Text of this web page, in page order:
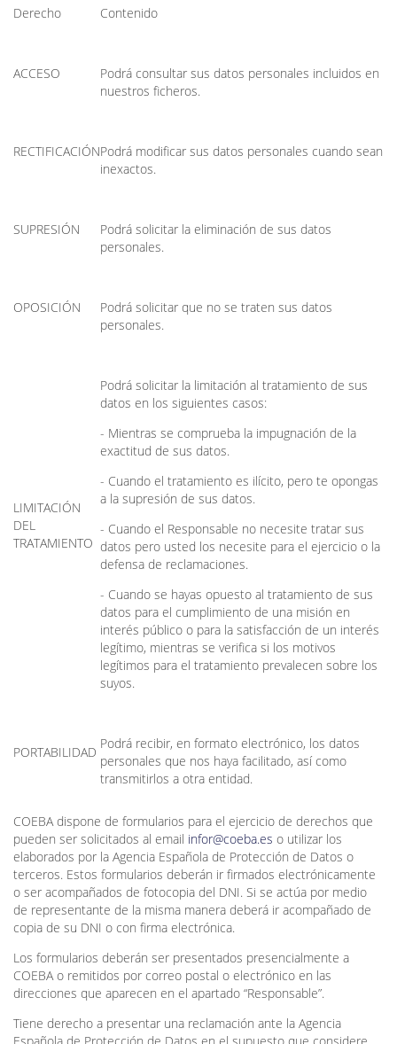
Derecho Contenido
ACCESO
Podrá consultar sus datos personales incluidos en
nuestros ficheros.
RECTIFICACIÓNPodrá modificar sus datos personales cuando sean
inexactos.
SUPRESIÓN
Podrá solicitar la eliminación de sus datos
personales.
OPOSICIÓN
Podrá solicitar que no se traten sus datos
personales.
LIMITACIÓN
DEL
TRATAMIENTO
Podrá solicitar la limitación al tratamiento de sus
datos en los siguientes casos:
- Mientras se comprueba la impugnación de la
exactitud de sus datos.
- Cuando el tratamiento es ilícito, pero te opongas
a la supresión de sus datos.
- Cuando el Responsable no necesite tratar sus
datos pero usted los necesite para el ejercicio o la
defensa de reclamaciones.
- Cuando se hayas opuesto al tratamiento de sus
datos para el cumplimiento de una misión en
interés público o para la satisfacción de un interés
legítimo, mientras se verifica si los motivos
legítimos para el tratamiento prevalecen sobre los
suyos.
PORTABILIDAD
Podrá recibir, en formato electrónico, los datos
personales que nos haya facilitado, así como
transmitirlos a otra entidad.
COEBA dispone de formularios para el ejercicio de derechos que
pueden ser solicitados al email infor@coeba.es o utilizar los
elaborados por la Agencia Española de Protección de Datos o
terceros. Estos formularios deberán ir firmados electrónicamente
o ser acompañados de fotocopia del DNI. Si se actúa por medio
de representante de la misma manera deberá ir acompañado de
copia de su DNI o con firma electrónica.
Los formularios deberán ser presentados presencialmente a
COEBA o remitidos por correo postal o electrónico en las
direcciones que aparecen en el apartado “Responsable”.
Tiene derecho a presentar una reclamación ante la Agencia
Española de Protección de Datos en el supuesto que considere